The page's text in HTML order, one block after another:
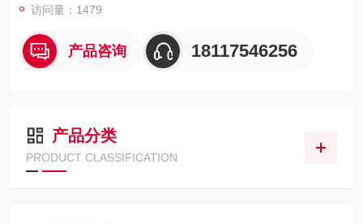
访问量：1479
产品咨询 18117546256
产品分类
PRODUCT CLASSIFICATION